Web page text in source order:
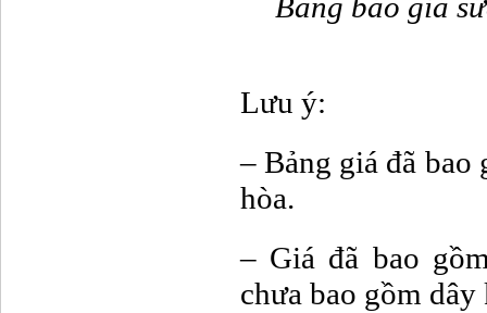
Lưu ý:
– Bảng giá đã
hòa.
– Giá đã bao
chưa bao gồm